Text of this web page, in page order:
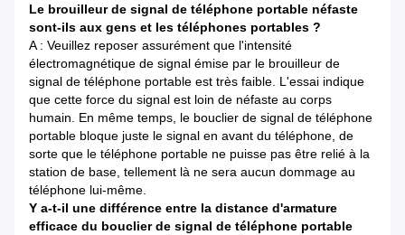
Le brouilleur de signal de téléphone portable néfaste
sont-ils aux gens et les téléphones portables ?
A : Veuillez reposer assurément que l'intensité
électromagnétique de signal émise par le brouilleur de
signal de téléphone portable est très faible. L'essai indique
que cette force du signal est loin de néfaste au corps
humain. En même temps, le bouclier de signal de téléphone
portable bloque juste le signal en avant du téléphone, de
sorte que le téléphone portable ne puisse pas être relié à la
station de base, tellement là ne sera aucun dommage au
téléphone lui-même.
Y a-t-il une différence entre la distance d'armature
efficace du bouclier de signal de téléphone portable